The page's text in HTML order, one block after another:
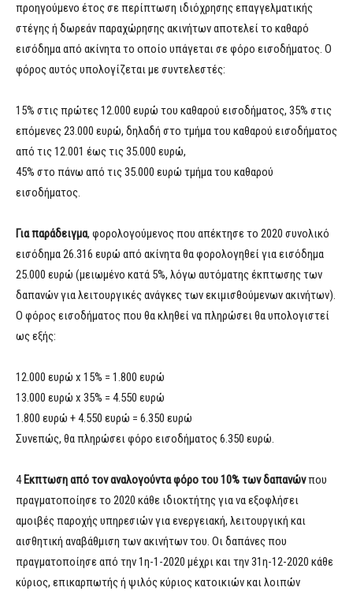
προηγούμενο έτος σε περίπτωση ιδιόχρησης επαγγελματικής
στέγης ή δωρεάν παραχώρησης ακινήτων αποτελεί το καθαρό
εισόδημα από ακίνητα το οποίο υπάγεται σε φόρο εισοδήματος. Ο
φόρος αυτός υπολογίζεται με συντελεστές:
15% στις πρώτες 12.000 ευρώ του καθαρού εισοδήματος, 35% στις
επόμενες 23.000 ευρώ, δηλαδή στο τμήμα του καθαρού εισοδήματος
από τις 12.001 έως τις 35.000 ευρώ,
45% στο πάνω από τις 35.000 ευρώ τμήμα του καθαρού
εισοδήματος.
Για παράδειγμα, φορολογούμενος που απέκτησε το 2020 συνολικό
εισόδημα 26.316 ευρώ από ακίνητα θα φορολογηθεί για εισόδημα
25.000 ευρώ (μειωμένο κατά 5%, λόγω αυτόματης έκπτωσης των
δαπανών για λειτουργικές ανάγκες των εκιμισθούμενων ακινήτων).
Ο φόρος εισοδήματος που θα κληθεί να πληρώσει θα υπολογιστεί
ως εξής:
12.000 ευρώ x 15% = 1.800 ευρώ
13.000 ευρώ x 35% = 4.550 ευρώ
1.800 ευρώ + 4.550 ευρώ = 6.350 ευρώ
Συνεπώς, θα πληρώσει φόρο εισοδήματος 6.350 ευρώ.
4Eκπτωση από τον αναλογούντα φόρο του 10% των δαπανώνπου
πραγματοποίησε το 2020 κάθε ιδιοκτήτης για να εξοφλήσει
αμοιβές παροχής υπηρεσιών για ενεργειακή, λειτουργική και
αισθητική αναβάθμιση των ακινήτων του. Οι δαπάνες που
πραγματοποίησε από την 1η-1-2020 μέχρι και την 31η-12-2020 κάθε
κύριος, επικαρπωτής ή ψιλός κύριος κατοικιών και λοιπών